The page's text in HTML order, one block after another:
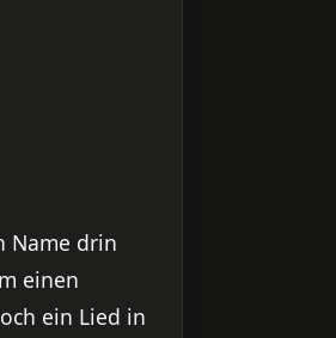
Name drin
einen
ein Lied in